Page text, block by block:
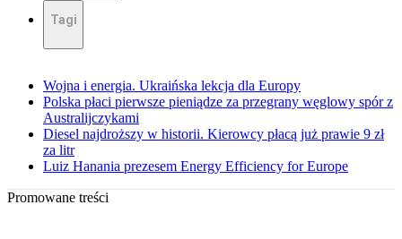
Tagi
Wojna i energia. Ukraińska lekcja dla Europy
Polska płaci pierwsze pieniądze za przegrany węglowy spór z
Australijczykami
Diesel najdroższy w historii. Kierowcy płacą już prawie 9 zł
za litr
Luiz Hanania prezesem Energy Efficiency for Europe
Promowane treści